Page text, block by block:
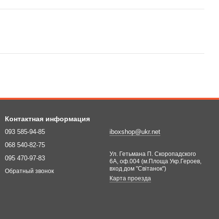
Контактная информация
093 585-94-85
068 540-82-75
095 470-97-83
Обратный звонок
iboxshop@ukr.net
Ул. Гетьмана П. Скоропадского
6А, оф.004 (м.Площа Укр.Героев,
вход дом "Світанок")
Карта проезда